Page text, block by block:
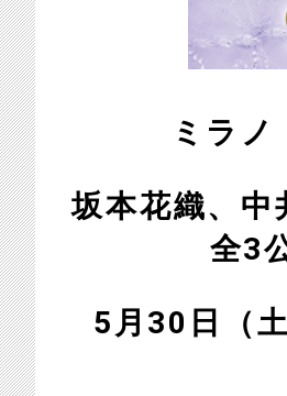
ミラ
坂本花織、
全3
5月30日（